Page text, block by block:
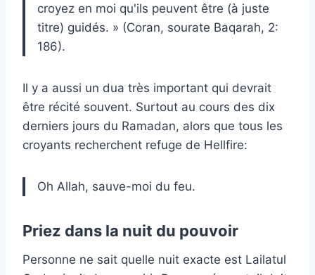
croyez en moi qu'ils peuvent être (à juste
titre) guidés. » (Coran, sourate Baqarah, 2:
186).
Il y a aussi un dua très important qui devrait
être récité souvent. Surtout au cours des dix
derniers jours du Ramadan, alors que tous les
croyants recherchent refuge de Hellfire:
Oh Allah, sauve-moi du feu.
Priez dans la nuit du pouvoir
Personne ne sait quelle nuit exacte est Lailatul